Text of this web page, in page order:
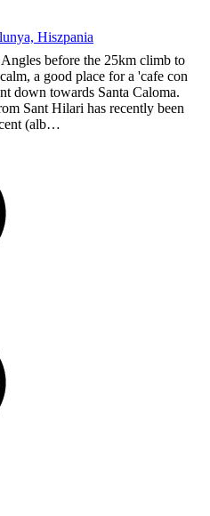
Hiszpania
before the 25km climb to
a good place for a 'cafe con
down towards Santa Caloma.
Sant Hilari has recently been
(alb…